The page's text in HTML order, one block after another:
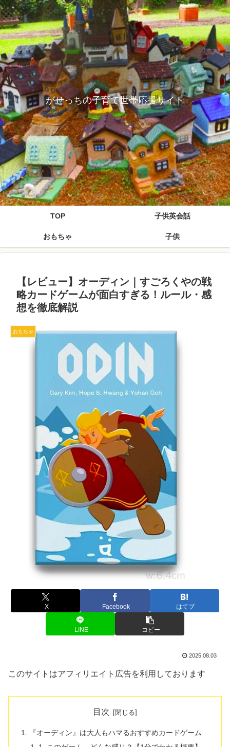
がせっちの子育て世帯応援サイト
TOP 子供英会話
おもちゃ 子供
【レビュー】オーディン｜すごろくやの戦
略カードゲームが面白すぎる！ルール・感
想を徹底解説
おもちゃ
X Facebook はてブ
LINE コピー
2025.08.03
このサイトはアフィリエイト広告を利用しております
目次
『オーディン』は大人もハマるおすすめカードゲーム